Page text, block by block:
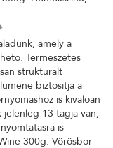
amely a
Természetes
strukturált
biztosítja a
is kiválóan
jelenleg 13 tagja van,
is
300g: Vörösbor